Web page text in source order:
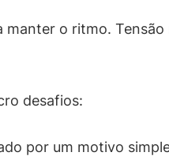
o ritmo.
desafios:
por um motivo